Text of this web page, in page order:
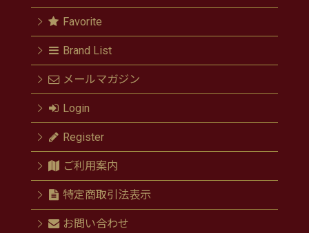
Favorite
Brand List
メールマガジン
Login
Register
ご利用案内
特定商取引法表示
お問い合わせ